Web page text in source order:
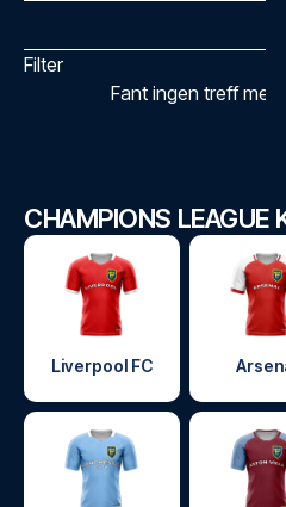
Filter
Fant ingen treff med
CHAMPIONS LEAGUE
Liverpool FC